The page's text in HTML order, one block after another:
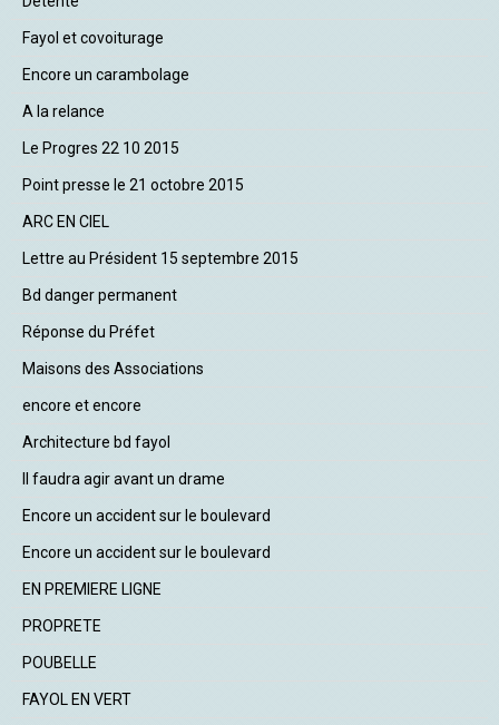
Fayol et covoiturage
Encore un carambolage
A la relance
Le Progres 22 10 2015
Point presse le 21 octobre 2015
ARC EN CIEL
Lettre au Président 15 septembre 2015
Bd danger permanent
Réponse du Préfet
Maisons des Associations
encore et encore
Architecture bd fayol
Il faudra agir avant un drame
Encore un accident sur le boulevard
Encore un accident sur le boulevard
EN PREMIERE LIGNE
PROPRETE
POUBELLE
FAYOL EN VERT